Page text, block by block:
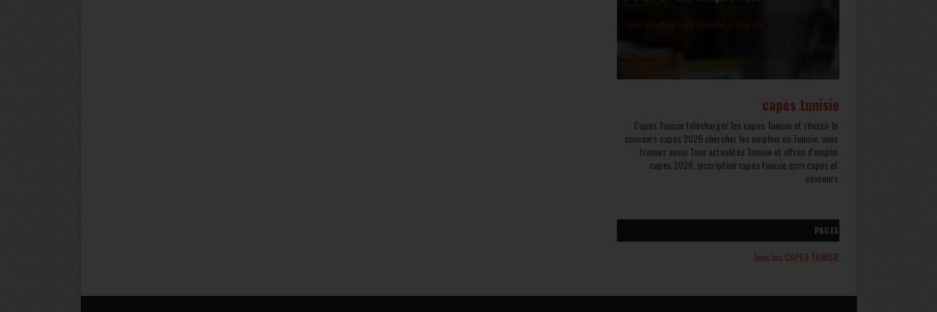
capes tunisie
Capes Tunisie télécharger les capes Tunisie et réussir le
concours capes 2026 chercher les emplois en Tunisie, vous
trouvez aussi Tous actualités Tunisie et offres d'emploi
capes 2026, inscription capes tunisie,qcm capes et
concours
PAGES
Tous les CAPES TUNISIE